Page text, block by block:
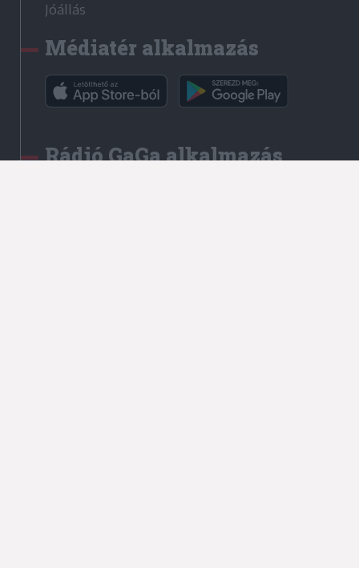
Jóállás
Médiatér alkalmazás
Rádió GaGa alkalmazás